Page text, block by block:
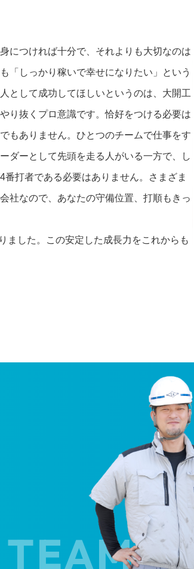
につければ十分で、それよりも大切なのは
「しっかり稼いで幸せになりたい」という
として成功してほしいというのは、大開工
り抜くプロ意識です。恰好をつける必要は
もありません。ひとつのチームで仕事をす
ダーとして先頭を走る人がいる一方で、し
打者である必要はありません。さまざま
社なので、あなたの守備位置、打順もきっ
ました。この安定した成長力をこれからも